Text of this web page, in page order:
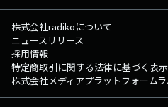
株式会社radikoについて
ニュースリリース
採用情報
特定商取引に関する法律に基づく表示
株式会社メディアプラットフォーム